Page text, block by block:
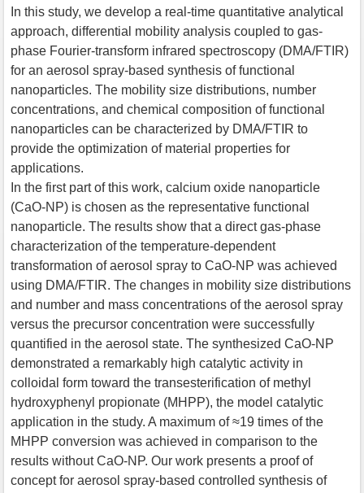
In this study, we develop a real-time quantitative analytical
approach, differential mobility analysis coupled to gas-
phase Fourier-transform infrared spectroscopy (DMA/FTIR)
for an aerosol spray-based synthesis of functional
nanoparticles. The mobility size distributions, number
concentrations, and chemical composition of functional
nanoparticles can be characterized by DMA/FTIR to
provide the optimization of material properties for
applications.
In the first part of this work, calcium oxide nanoparticle
(CaO-NP) is chosen as the representative functional
nanoparticle. The results show that a direct gas-phase
characterization of the temperature-dependent
transformation of aerosol spray to CaO-NP was achieved
using DMA/FTIR. The changes in mobility size distributions
and number and mass concentrations of the aerosol spray
versus the precursor concentration were successfully
quantified in the aerosol state. The synthesized CaO-NP
demonstrated a remarkably high catalytic activity in
colloidal form toward the transesterification of methyl
hydroxyphenyl propionate (MHPP), the model catalytic
application in the study. A maximum of ≈19 times of the
MHPP conversion was achieved in comparison to the
results without CaO-NP. Our work presents a proof of
concept for aerosol spray-based controlled synthesis of